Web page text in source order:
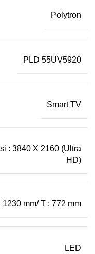
Polytron
PLD 55UV5920
Smart TV
: 3840 X 2160 (Ultra
HD)
1230 mm/ T : 772 mm
LED